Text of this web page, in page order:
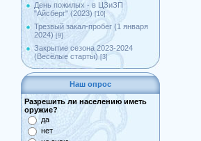
День пожилых - в ЦЗиЗП
"Айсберг" (2023) [10]
Трезвый закал-пробег (1 января
2024) [9]
Закрытие сезона 2023-2024
(Весёлые старты) [3]
Наш опрос
Разрешить ли населению иметь
оружие?
да
нет